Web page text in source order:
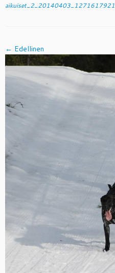
aikuiset_2_20140403_1271617921
← Edellinen